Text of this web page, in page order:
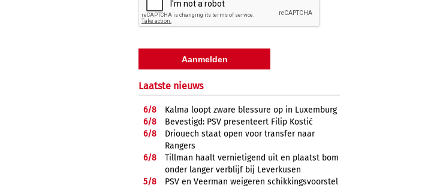
Laatste nieuws
6/8
Kalma loopt zware blessure op in Luxemburg
6/8
Bevestigd: PSV presenteert Filip Kostić
6/8
Driouech staat open voor transfer naar
Rangers
6/8
Tillman haalt vernietigend uit en plaatst bom
onder langer verblijf bij Leverkusen
5/8
PSV en Veerman weigeren schikkingsvoorstel